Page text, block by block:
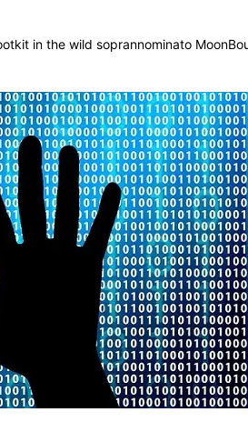
in the wild soprannominato